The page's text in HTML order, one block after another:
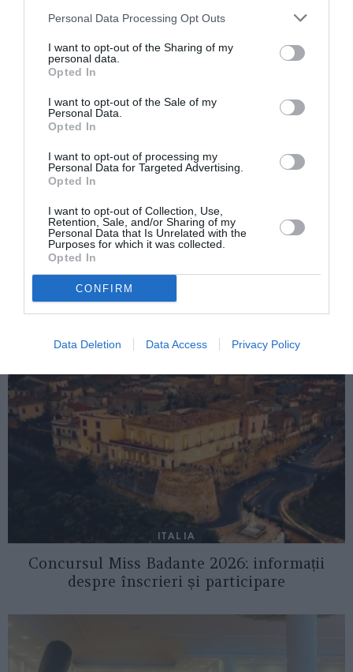
Personal Data Processing Opt Outs
I want to opt-out of the Sharing of my
personal data.
Opted In
I want to opt-out of the Sale of my
Personal Data.
Opted In
I want to opt-out of processing my
Personal Data for Targeted Advertising.
Opted In
I want to opt-out of Collection, Use,
Retention, Sale, and/or Sharing of my
Personal Data that Is Unrelated with the
Purposes for which it was collected.
Opted In
CONFIRM
Data Deletion Data Access Privacy Policy
Articolul anterior
Verona, capturat ”hoțul de biciclete”,
620.000 de euro, 371 de biciclete furate
Următorul articol
Benevento: după 3 ani va fi deshumată.
”Unul dintre cele mai pline de cruzime din
Italia”
AȚI PUTEA DORI DE
ITALIA
Concursul Miss Badante 2026: informații
despre înscrieri și participare